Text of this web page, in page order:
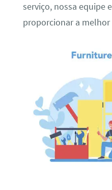
serviço, nossa equipe
proporcionar a